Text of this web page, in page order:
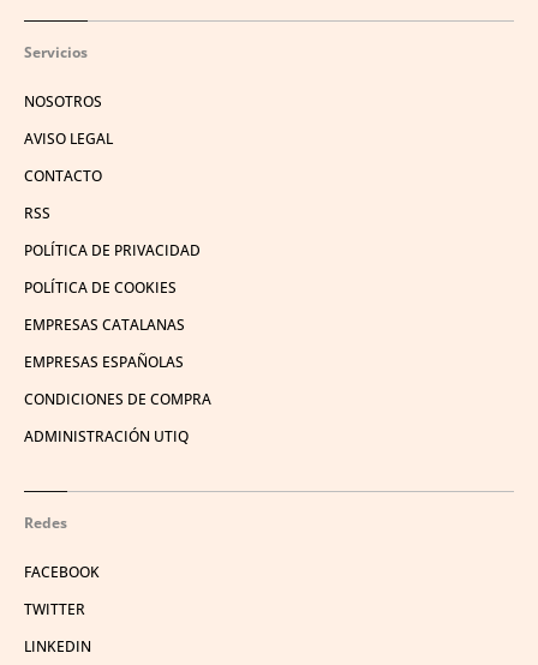
Servicios
NOSOTROS
AVISO LEGAL
CONTACTO
RSS
POLÍTICA DE PRIVACIDAD
POLÍTICA DE COOKIES
EMPRESAS CATALANAS
EMPRESAS ESPAÑOLAS
CONDICIONES DE COMPRA
ADMINISTRACIÓN UTIQ
Redes
FACEBOOK
TWITTER
LINKEDIN